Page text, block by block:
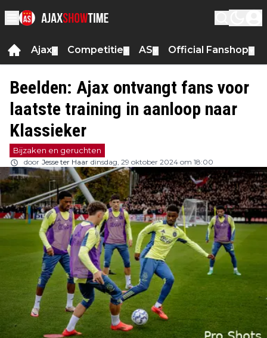
Ajax Competitie AS Official Fanshop
Beelden: Ajax ontvangt fans voor
laatste training in aanloop naar
Klassieker
Bijzaken en geruchten
door Jesse ter Haar dinsdag, 29 oktober 2024 om 18:00